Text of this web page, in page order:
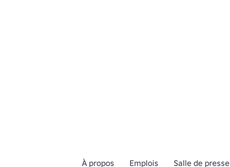
À propos Emplois Salle de presse